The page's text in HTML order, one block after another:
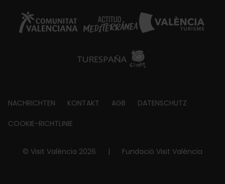
Footer
about
NACHRICHTEN KONTAKT AGB DATENSCHUTZ
COOKIE-RICHTLINIE
© Visit València 2026 | Fundació Visit València